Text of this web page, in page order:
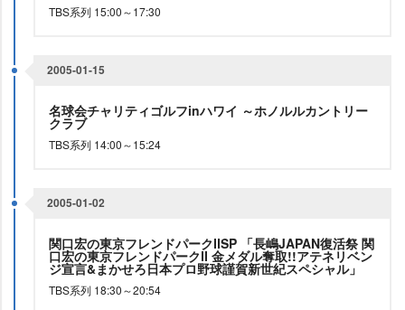
TBS系列 15:00～17:30
2005-01-15
名球会チャリティゴルフinハワイ ～ホノルルカントリー
クラブ
TBS系列 14:00～15:24
2005-01-02
関口宏の東京フレンドパークⅡSP 「長嶋JAPAN復活祭 関
口宏の東京フレンドパークⅡ 金メダル奪取!!アテネリベン
ジ宣言&まかせろ日本プロ野球謹賀新世紀スペシャル」
TBS系列 18:30～20:54